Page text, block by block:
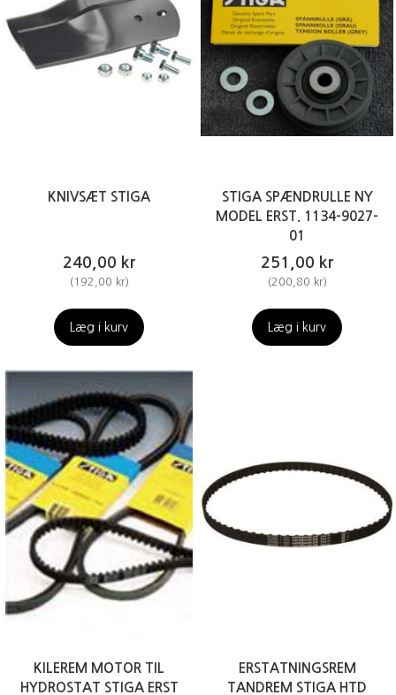
KNIVSÆT STIGA
240,00 kr
(192,00 kr)
Læg i kurv
STIGA SPÆNDRULLE NY
MODEL ERST. 1134-9027-
01
251,00 kr
(200,80 kr)
Læg i kurv
KILEREM MOTOR TIL
HYDROSTAT STIGA ERST
ERSTATNINGSREM
TANDREM STIGA HTD